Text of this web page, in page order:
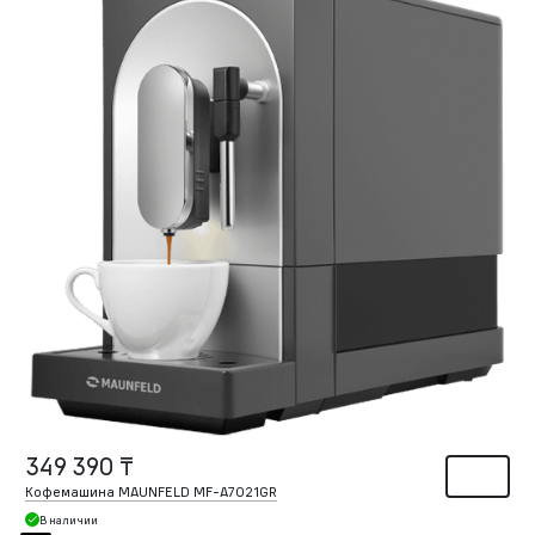
349 390 ₸
Кофемашина MAUNFELD MF-A7021GR
В наличии